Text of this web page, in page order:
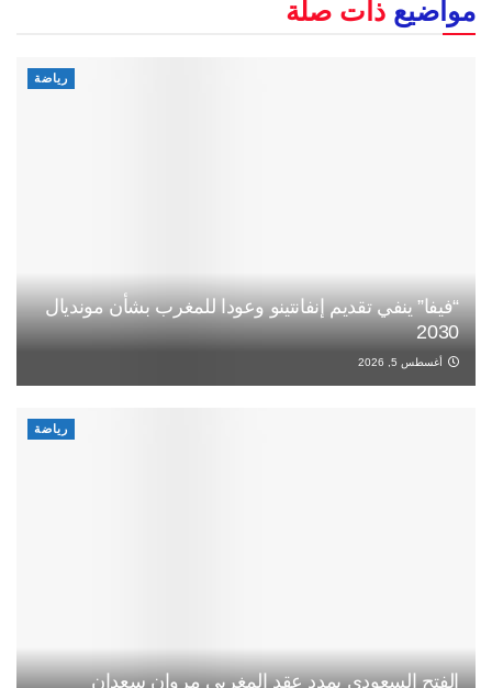
مواضيع ذات صلة
رياضة
“فيفا” ينفي تقديم إنفانتينو وعودا للمغرب بشأن مونديال
2030
أغسطس 5, 2026
رياضة
الفتح السعودي يمدد عقد المغربي مروان سعدان